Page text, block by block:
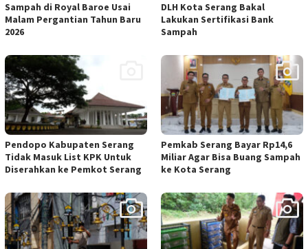
Sampah di Royal Baroe Usai
Malam Pergantian Tahun Baru
2026
DLH Kota Serang Bakal
Lakukan Sertifikasi Bank
Sampah
Pendopo Kabupaten Serang
Tidak Masuk List KPK Untuk
Diserahkan ke Pemkot Serang
Pemkab Serang Bayar Rp14,6
Miliar Agar Bisa Buang Sampah
ke Kota Serang